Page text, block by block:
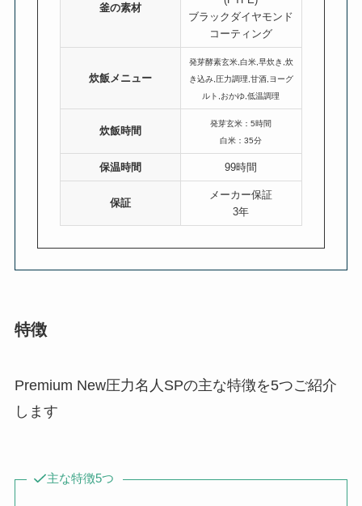
釜の素材
ブラックダイヤモンド
コーティング
炊飯メニュー
発芽酵素玄米,白米,早炊き,炊
き込み,圧力調理,甘酒,ヨーグ
ルト,おかゆ,低温調理
炊飯時間
発芽玄米：5時間
白米：35分
保温時間 99時間
保証
メーカー保証
3年
特徴
Premium New圧力名人SPの主な特徴を5つご紹介
します
主な特徴5つ